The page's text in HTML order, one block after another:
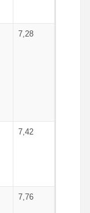
7,28
7,42
7,76